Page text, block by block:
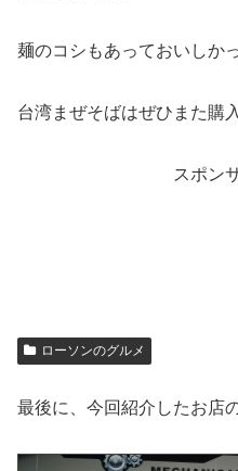
麺のコシもあっておいしか
台湾まぜそばはぜひまた購
スポン
ローソンのグルメ
最後に、今回紹介したお店